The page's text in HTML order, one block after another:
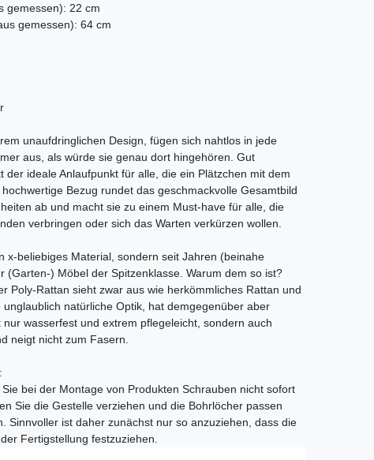
gemessen): 22 cm
gemessen): 64 cm
unaufdringlichen Design, fügen sich nahtlos in jede
aus, als würde sie genau dort hingehören. Gut
der ideale Anlaufpunkt für alle, die ein Plätzchen mit dem
Bezug rundet das geschmackvolle Gesamtbild
ab und macht sie zu einem Must-have für alle, die
verbringen oder sich das Warten verkürzen wollen.
x-beliebiges Material, sondern seit Jahren (beinahe
(Garten-) Möbel der Spitzenklasse. Warum dem so ist?
Poly-Rattan sieht zwar aus wie herkömmliches Rattan und
natürliche Optik, hat demgegenüber aber
wasserfest und extrem pflegeleicht, sondern auch
neigt nicht zum Fasern.
bei der Montage von Produkten Schrauben nicht sofort
Sie die Gestelle verziehen und die Bohrlöcher passen
Sinnvoller ist daher zunächst nur so anzuziehen, dass die
Fertigstellung festzuziehen.